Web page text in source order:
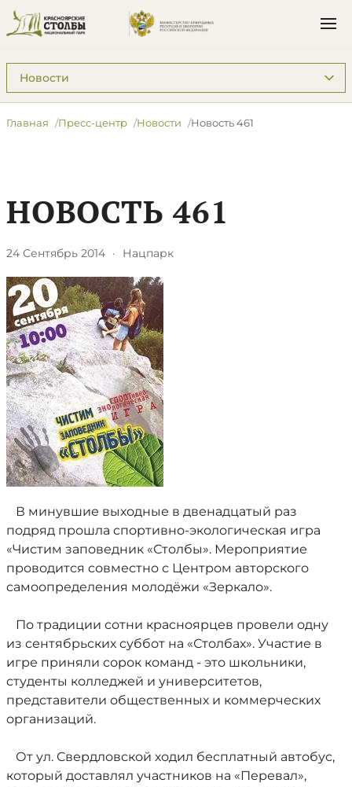
Подразделы: Пресс-центр
Главная Пресс-центр Новости Новость 461
НОВОСТЬ 461
24 Сентябрь 2014 · Нацпарк
В минувшие выходные в двенадцатый раз
подряд прошла спортивно-экологическая игра
«Чистим заповедник «Столбы». Мероприятие
проводится совместно с Центром авторского
самоопределения молодёжи «Зеркало».
По традиции сотни красноярцев провели одну
из сентябрьских суббот на «Столбах». Участие в
игре приняли сорок команд - это школьники,
студенты колледжей и университетов,
представители общественных и коммерческих
организаций.
От ул. Свердловской ходил бесплатный автобус,
который доставлял участников на «Перевал»,